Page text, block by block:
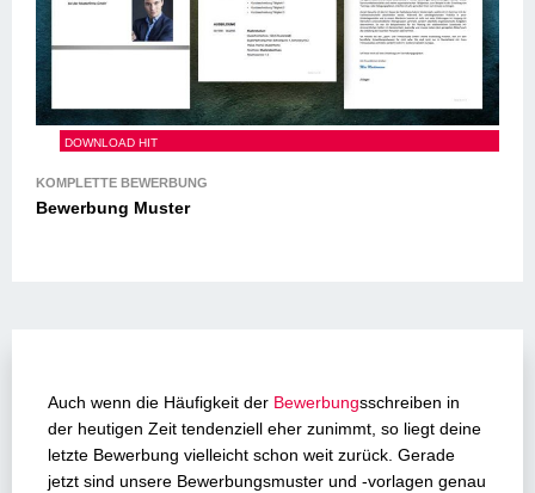
Bewerbung Muster
Auch wenn die Häufigkeit der Bewerbungsschreiben in
der heutigen Zeit tendenziell eher zunimmt, so liegt deine
letzte Bewerbung vielleicht schon weit zurück. Gerade
jetzt sind unsere Bewerbungsmuster und -vorlagen genau